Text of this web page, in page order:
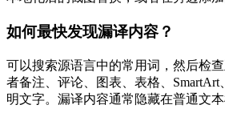
如何最快发现漏译内容？
可以搜索源语言中的常用词，然后检
者备注、评论、图表、表格、
明文字。漏译内容通常隐藏在普通文本